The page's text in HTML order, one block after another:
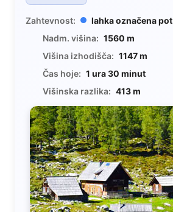
Zahtevnost:
lahka označena pot
Nadm. višina: 1560 m
Višina izhodišča: 1147 m
Čas hoje: 1 ura 30 minut
Višinska razlika: 413 m